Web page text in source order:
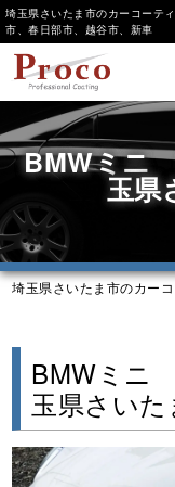
to
main
content
埼玉県さいたま市のカーコーテ
市、春日部市、越谷市、新車
BMWミニ
玉
埼玉県さいたま市のカー
BMWミニ
玉県さい